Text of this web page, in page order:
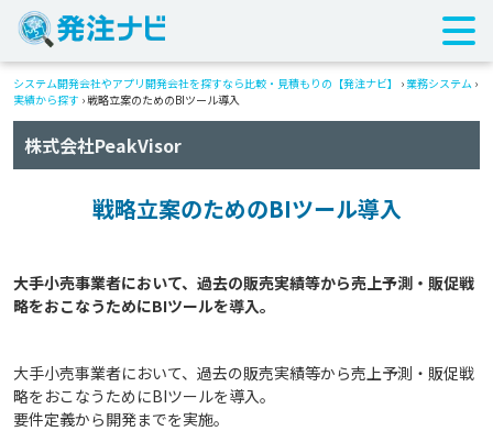
システム開発会社やアプリ開発会社を探すなら比較・見積もりの【発注ナビ】 › 業務システム ›
実績から探す ›戦略立案のためのBIツール導入
株式会社PeakVisor
戦略立案のためのBIツール導入
大手小売事業者において、過去の販売実績等から売上予測・販促戦
大手小売事業者において、過去の販売実績等から売上予測・販促戦
略をおこなうためにBIツールを導入。
要件定義から開発までを実施。